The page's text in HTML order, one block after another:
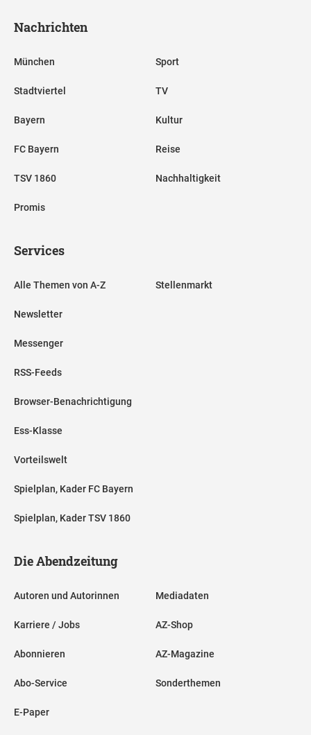
Nachrichten
München
Stadtviertel
Bayern
FC Bayern
TSV 1860
Promis
Sport
TV
Kultur
Reise
Nachhaltigkeit
Services
Alle Themen von A-Z
Newsletter
Messenger
RSS-Feeds
Browser-Benachrichtigung
Ess-Klasse
Vorteilswelt
Spielplan, Kader FC Bayern
Spielplan, Kader TSV 1860
Stellenmarkt
Die Abendzeitung
Autoren und Autorinnen
Karriere / Jobs
Abonnieren
Abo-Service
E-Paper
Mediadaten
AZ-Shop
AZ-Magazine
Sonderthemen